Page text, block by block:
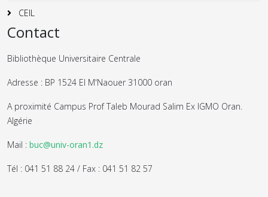
CEIL
Contact
Bibliothèque Universitaire Centrale
Adresse : BP 1524 El M'Naouer 31000 oran
A proximité Campus Prof Taleb Mourad Salim Ex IGMO Oran.
Algérie
Mail : buc@univ-oran1.dz
Tél : 041 51 88 24 / Fax : 041 51 82 57